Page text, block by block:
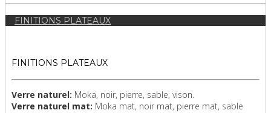
FINITIONS PLATEAUX
FINITIONS PLATEAUX
Verre naturel: Moka, noir, pierre, sable, vison.
Verre naturel mat: Moka mat, noir mat, pierre mat, sable